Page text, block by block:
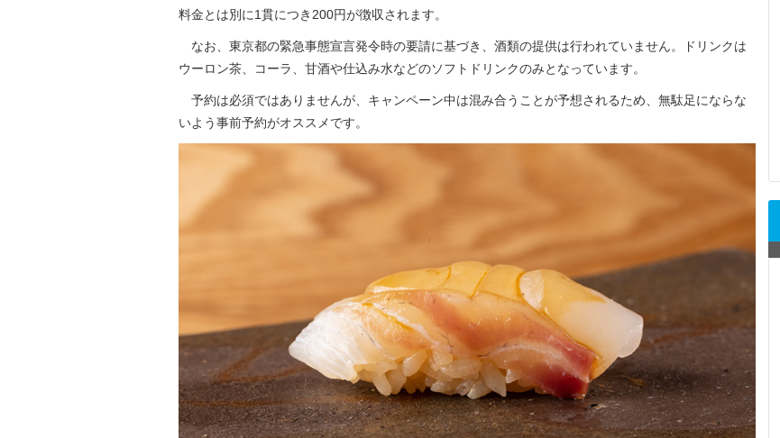
料金とは別に1貫につき200円が徴収されます。
なお、東京都の緊急事態宣言発令時の要請に基づき、酒類の提供は行われていません。ドリンクは
ウーロン茶、コーラ、甘酒や仕込み水などのソフトドリンクのみとなっています。
予約は必須ではありませんが、キャンペーン中は混み合うことが予想されるため、無駄足にならな
いよう事前予約がオススメです。